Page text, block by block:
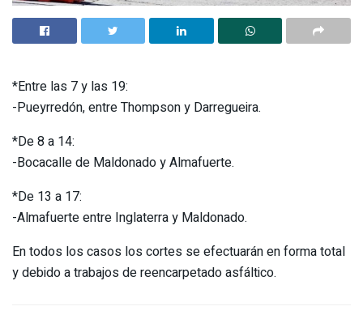
*Entre las 7 y las 19:
-Pueyrredón, entre Thompson y Darregueira.
*De 8 a 14:
-Bocacalle de Maldonado y Almafuerte.
*De 13 a 17:
-Almafuerte entre Inglaterra y Maldonado.
En todos los casos los cortes se efectuarán en forma total
y debido a trabajos de reencarpetado asfáltico.